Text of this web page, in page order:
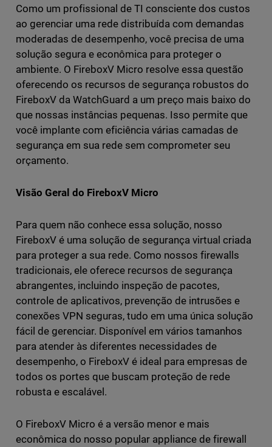
Como um profissional de TI consciente dos custos
ao gerenciar uma rede distribuída com demandas
moderadas de desempenho, você precisa de uma
solução segura e econômica para proteger o
ambiente. O FireboxV Micro resolve essa questão
oferecendo os recursos de segurança robustos do
FireboxV da WatchGuard a um preço mais baixo do
que nossas instâncias pequenas. Isso permite que
você implante com eficiência várias camadas de
segurança em sua rede sem comprometer seu
orçamento.
Visão Geral do FireboxV Micro
Para quem não conhece essa solução, nosso
FireboxV é uma solução de segurança virtual criada
para proteger a sua rede. Como nossos firewalls
tradicionais, ele oferece recursos de segurança
abrangentes, incluindo inspeção de pacotes,
controle de aplicativos, prevenção de intrusões e
conexões VPN seguras, tudo em uma única solução
fácil de gerenciar. Disponível em vários tamanhos
para atender às diferentes necessidades de
desempenho, o FireboxV é ideal para empresas de
todos os portes que buscam proteção de rede
robusta e escalável.
O FireboxV Micro é a versão menor e mais
econômica do nosso popular appliance de firewall